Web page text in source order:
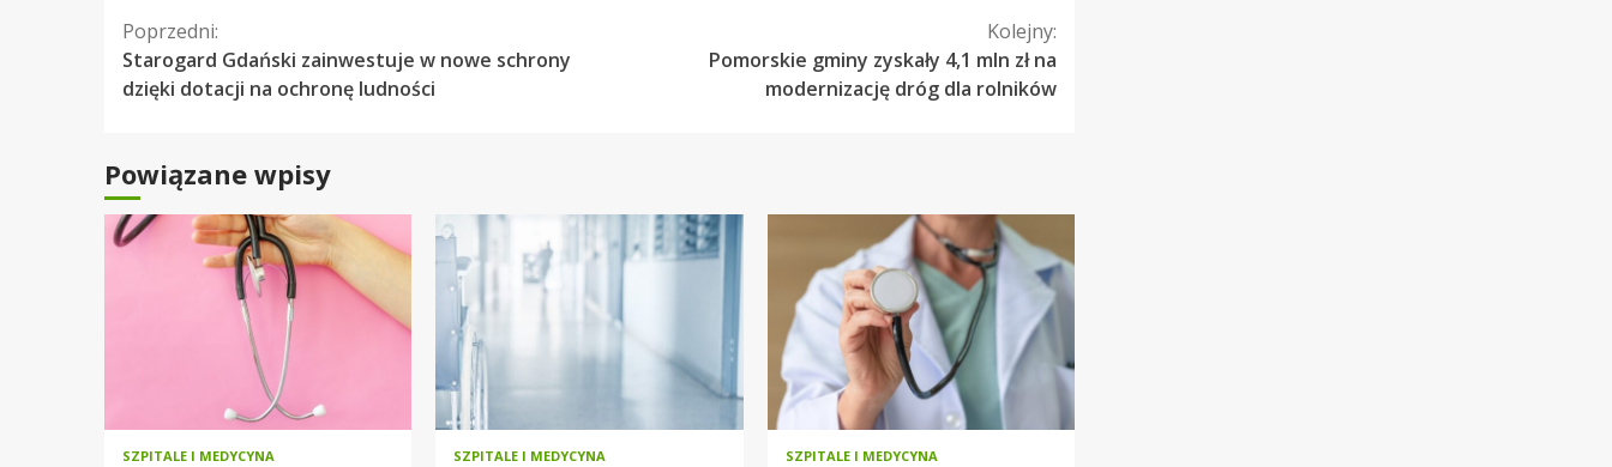
Kontynuuj
czytanie
Poprzedni:
Starogard Gdański zainwestuje w nowe schrony
dzięki dotacji na ochronę ludności
Kolejny:
Pomorskie gminy zyskały 4,1 mln zł na
modernizację dróg dla rolników
Powiązane wpisy
SZPITALE I MEDYCYNA SZPITALE I MEDYCYNA SZPITALE I MEDYCYNA